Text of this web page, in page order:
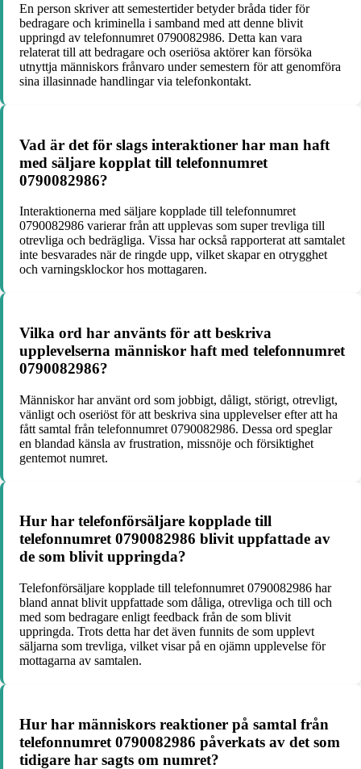
En person skriver att semestertider betyder bråda tider för
bedragare och kriminella i samband med att denne blivit
uppringd av telefonnumret 0790082986. Detta kan vara
relaterat till att bedragare och oseriösa aktörer kan försöka
utnyttja människors frånvaro under semestern för att genomföra
sina illasinnade handlingar via telefonkontakt.
Vad är det för slags interaktioner har man haft
med säljare kopplat till telefonnumret
0790082986?
Interaktionerna med säljare kopplade till telefonnumret
0790082986 varierar från att upplevas som super trevliga till
otrevliga och bedrägliga. Vissa har också rapporterat att samtalet
inte besvarades när de ringde upp, vilket skapar en otrygghet
och varningsklockor hos mottagaren.
Vilka ord har använts för att beskriva
upplevelserna människor haft med telefonnumret
0790082986?
Människor har använt ord som jobbigt, dåligt, störigt, otrevligt,
vänligt och oseriöst för att beskriva sina upplevelser efter att ha
fått samtal från telefonnumret 0790082986. Dessa ord speglar
en blandad känsla av frustration, missnöje och försiktighet
gentemot numret.
Hur har telefonförsäljare kopplade till
telefonnumret 0790082986 blivit uppfattade av
de som blivit uppringda?
Telefonförsäljare kopplade till telefonnumret 0790082986 har
bland annat blivit uppfattade som dåliga, otrevliga och till och
med som bedragare enligt feedback från de som blivit
uppringda. Trots detta har det även funnits de som upplevt
säljarna som trevliga, vilket visar på en ojämn upplevelse för
mottagarna av samtalen.
Hur har människors reaktioner på samtal från
telefonnumret 0790082986 påverkats av det som
tidigare har sagts om numret?